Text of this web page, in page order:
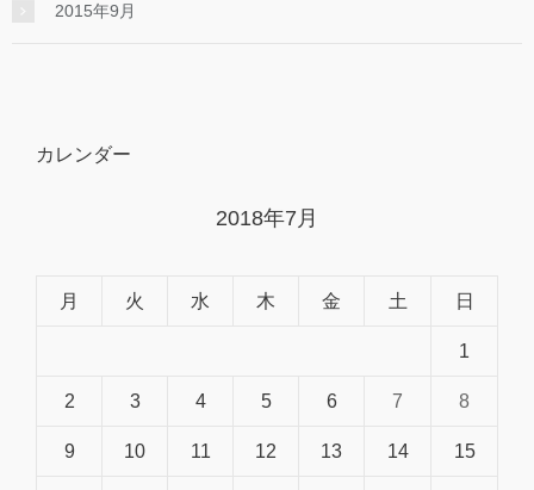
2015年9月
カレンダー
2018年7月
月 火 水 木 金 土 日
1
2 3 4 5 6 7 8
9 10 11 12 13 14 15